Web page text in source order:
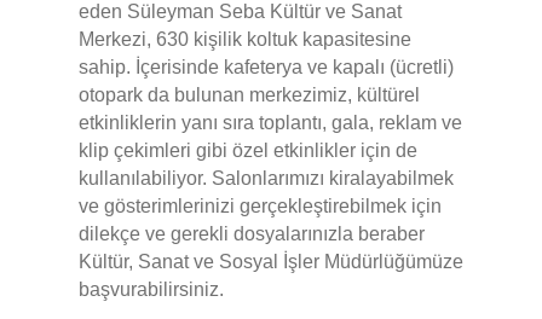
eden Süleyman Seba Kültür ve Sanat
Merkezi, 630 kişilik koltuk kapasitesine
sahip. İçerisinde kafeterya ve kapalı (ücretli)
otopark da bulunan merkezimiz, kültürel
etkinliklerin yanı sıra toplantı, gala, reklam ve
klip çekimleri gibi özel etkinlikler için de
kullanılabiliyor. Salonlarımızı kiralayabilmek
ve gösterimlerinizi gerçekleştirebilmek için
dilekçe ve gerekli dosyalarınızla beraber
Kültür, Sanat ve Sosyal İşler Müdürlüğümüze
başvurabilirsiniz.